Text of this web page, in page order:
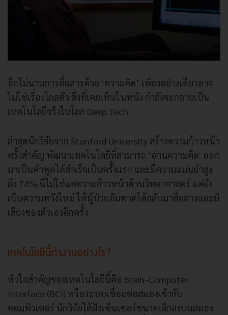
อีกไม่นานการสื่อสารด้วย ‘ความคิด’ เพียงอย่างเดียวอาจ
ไม่ใช่เรื่องไกลตัว สิ่งที่เคยเห็นในหนัง กำลังจะกลายเป็น
เทคโนโลยีจริงในโลก Deep Tech
ล่าสุดนักวิจัยจาก Stanford University สร้างความก้าวหน้า
ครั้งสำคัญ พัฒนาเทคโนโลยีที่สามารถ ‘อ่านความคิด' ออก
มาเป็นคำพูดได้สำเร็จเป็นครั้งแรก และมีความแม่นยำสูง
ถึง 74% นี่ไม่ใช่แค่ความก้าวหน้าด้านวิทยาศาสตร์ แต่ยัง
เป็นความหวังใหม่ ให้ผู้ป่วยอัมพาตได้กลับมาสื่อสารและมี
เสียงของตัวเองอีกครั้ง
เทคโนโลยีนี้ทำงานอย่างไร?
หัวใจสำคัญของเทคโนโลยีนี้คือ Brain-Computer
Interface (BCI) หรือระบบเชื่อมต่อสมองเข้ากับ
คอมพิวเตอร์ นักวิจัยได้ฝังเซ็นเซอร์ขนาดเล็กลงบนสมอง